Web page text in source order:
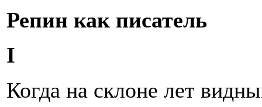
Репин как писатель
I
Когда на склоне лет